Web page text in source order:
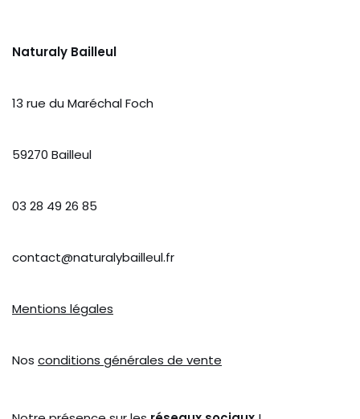
Naturaly Bailleul
13 rue du Maréchal Foch
59270 Bailleul
03 28 49 26 85
contact@naturalybailleul.fr
Mentions légales
Nos conditions générales de vente